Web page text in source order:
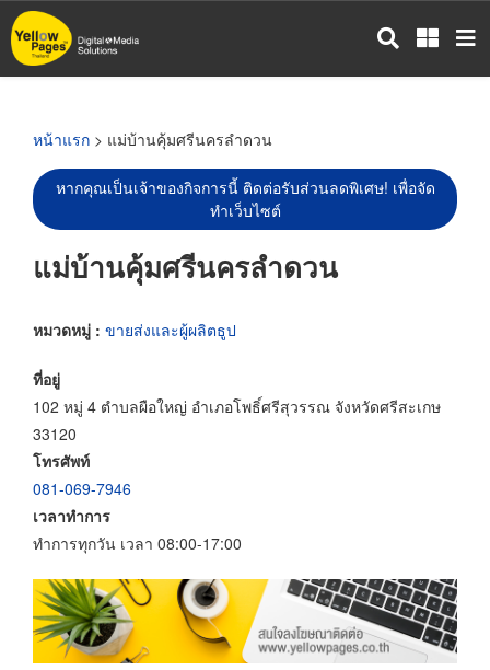
ข้าม
ไป
หน้าแรก > แม่บ้านคุ้มศรีนครลำดวน
หากคุณเป็นเจ้าของกิจการนี้ ติดต่อรับส่วนลดพิเศษ! เพื่อจัด
ทำเว็บไซต์
แม่บ้านคุ้มศรีนครลำดวน
หมวดหมู่ : ขายส่งและผู้ผลิตธูป
ที่อยู่
102 หมู่ 4 ตำบลผือใหญ่ อำเภอโพธิ์ศรีสุวรรณ จังหวัดศรีสะเกษ
33120
โทรศัพท์
081-069-7946
เวลาทำการ
ทำการทุกวัน เวลา 08:00-17:00